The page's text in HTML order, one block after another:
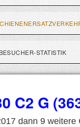
BESUCHER-STATISTIK
C2 G
dann 9